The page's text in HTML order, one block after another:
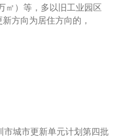
㎡）等，多以旧工业园区
方向为居住方向的，
市城市更新单元计划第四批